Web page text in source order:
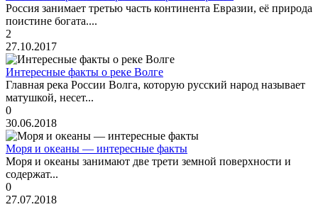
Россия занимает третью часть континента Евразии, её природа
поистине богата....
2
27.10.2017
Интересные факты о реке Волге
Главная река России Волга, которую русский народ называет
матушкой, несет...
0
30.06.2018
Моря и океаны — интересные факты
Моря и океаны занимают две трети земной поверхности и
содержат...
0
27.07.2018